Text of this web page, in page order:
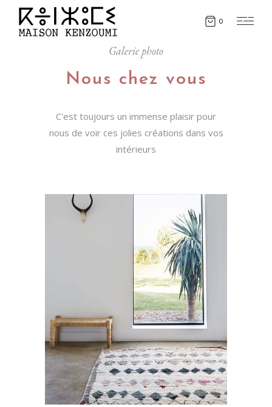
0
Galerie photo
Nous chez vous
C'est toujours un immense plaisir pour
nous de voir ces jolies créations dans vos
intérieurs